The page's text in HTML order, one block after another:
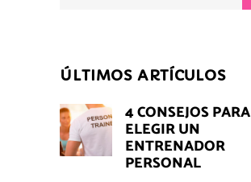
ÚLTIMOS ARTÍCULOS
4 CONSEJOS PARA
ELEGIR UN
ENTRENADOR
PERSONAL